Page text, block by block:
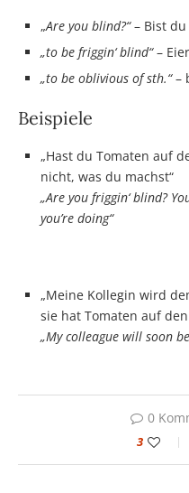
„Are you blind?“– Bist du
„to be friggin‘ blind“–
„to be oblivious of sth.“–
Beispiele
„Hast du Tomaten auf
nicht, was du machst“
„Are you friggin‘ blind?
you’re doing“
„Meine Kollegin wird
sie hat Tomaten auf den
„My colleague will soon
0
3